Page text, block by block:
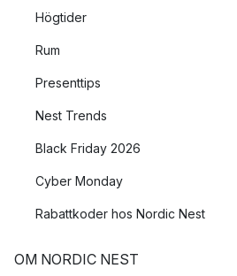
Högtider
Rum
Presenttips
Nest Trends
Black Friday 2026
Cyber Monday
Rabattkoder hos Nordic Nest
OM NORDIC NEST